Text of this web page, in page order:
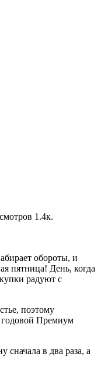
1.4к.
обороты, и
пятница! День, когда
радуют с
поэтому
Премиум
в два раза, а